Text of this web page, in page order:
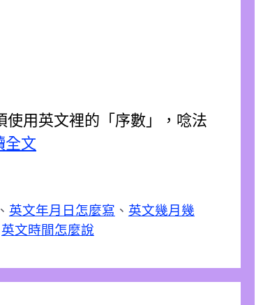
用英文裡的「序數」，唸法
全文
、 英文年月日怎麼寫 、 英文幾月幾
英文時間怎麼說